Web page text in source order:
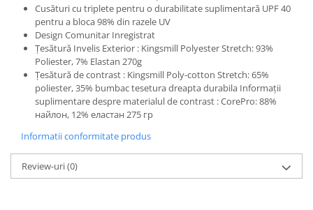
Cusături cu triplete pentru o durabilitate suplimentară UPF 40
pentru a bloca 98% din razele UV
Design Comunitar Inregistrat
Țesătură Invelis Exterior : Kingsmill Polyester Stretch: 93%
Poliester, 7% Elastan 270g
Țesătură de contrast : Kingsmill Poly-cotton Stretch: 65%
poliester, 35% bumbac tesetura dreapta durabila Informații
suplimentare despre materialul de contrast : CorePro: 88%
найлон, 12% еластан 275 гр
Informatii conformitate produs
Review-uri(0)